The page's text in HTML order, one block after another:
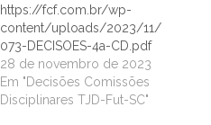
https://fcf.com.br/wp-
content/uploads/2023/11/
073-DECISOES-4a-CD.pdf
28 de novembro de 2023
Em "Decisões Comissões
Disciplinares TJD-Fut-SC"